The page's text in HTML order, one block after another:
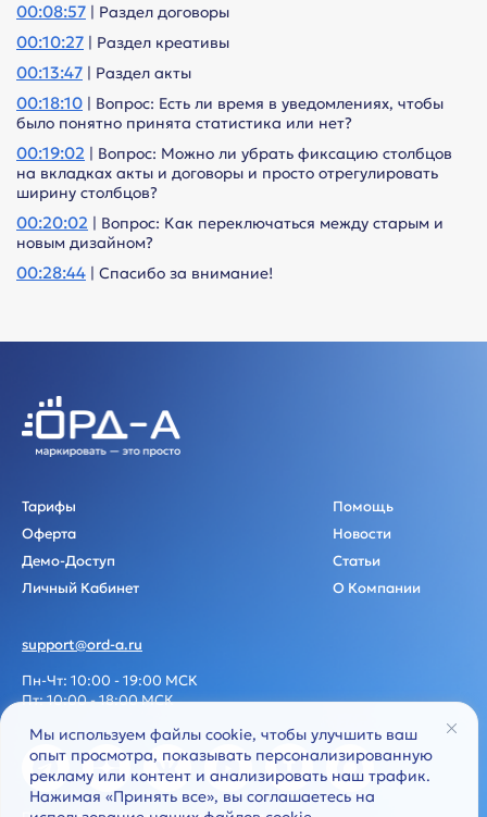
Мы используем файлы cookie, чтобы улучшить ваш
опыт просмотра, показывать персонализированную
рекламу или контент и анализировать наш трафик.
Нажимая «Принять все», вы соглашаетесь на
00:08:57 | Раздел договоры
00:10:27 | Раздел креативы
00:13:47 | Раздел акты
00:18:10 | Вопрос: Есть ли время в уведомлениях, чтобы
было понятно принята статистика или нет?
00:19:02 | Вопрос: Можно ли убрать фиксацию столбцов
на вкладках акты и договоры и просто отрегулировать
ширину столбцов?
00:20:02 | Вопрос: Как переключаться между старым и
новым дизайном?
00:28:44 | Спасибо за внимание!
Тарифы
Оферта
Демо-Доступ
Личный Кабинет
Помощь
Новости
Статьи
О Компании
support@ord-a.ru
Пн-Чт: 10:00 - 19:00 МСК
Пт: 10:00 - 18:00 МСК